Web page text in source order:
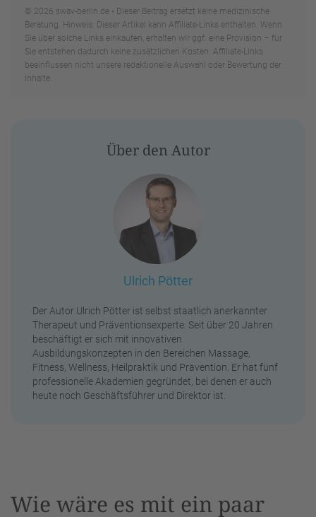
© 2026 swav-berlin.de • Dieser Beitrag ersetzt keine medizinische
Beratung. Hinweis: Dieser Artikel kann Affiliate-Links enthalten. Wenn
Sie über solche Links einkaufen, erhalten wir ggf. eine Provision – für
Sie entstehen dadurch keine zusätzlichen Kosten. Affiliate-Links
beeinflussen nicht unsere redaktionelle Auswahl oder Bewertung der
Inhalte.
Über den Autor
Ulrich Pötter
Der Autor Ulrich Pötter ist selbst staatlich anerkannter
Therapeut und Präventionsexperte. Seit über 20 Jahren
beschäftigt er sich mit innovativen
Ausbildungskonzepten in den Bereichen Massage,
Fitness, Wellness, Heilpraktik und Prävention. Er hat fünf
professionelle Akademien gegründet, bei denen er auch
heute noch Geschäftsführer und Direktor ist.
Wie wäre es mit ein paar